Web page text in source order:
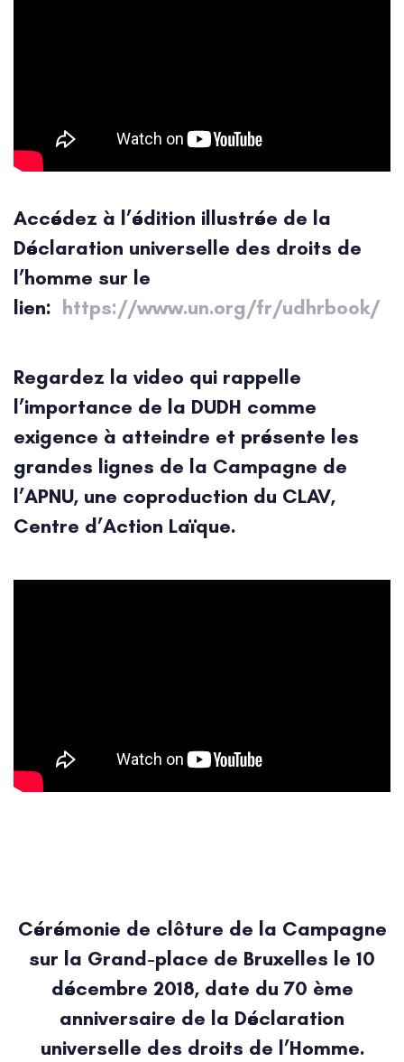
Accédez à l’édition illustrée de la
Déclaration universelle des droits de
l’homme sur le
lien:
https://www.un.org/fr/udhrbook/
Regardez la video qui rappelle
l’importance de la DUDH comme
exigence à atteindre et présente les
grandes lignes de la Campagne de
l’APNU, une coproduction du CLAV,
Centre d’Action Laïque.
Cérémonie de clôture de la Campagne
sur la Grand-place de Bruxelles le 10
décembre 2018, date du 70 ème
anniversaire de la Déclaration
universelle des droits de l’Homme.